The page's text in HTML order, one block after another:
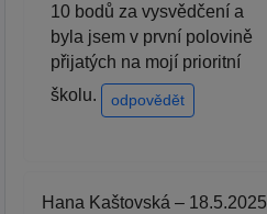
10 bodů za vysvědčení a
byla jsem v první polovině
přijatých na mojí prioritní
školu.
odpovědět
Hana Kaštovská – 18.5.2025